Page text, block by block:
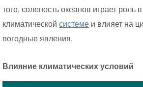
того, соленость океанов играет роль
климатической системе и влияет на
погодные явления.
Влияние климатических условий